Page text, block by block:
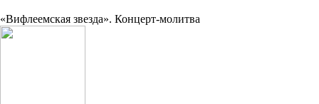
«Вифлеемская звезда». Концерт-молитва